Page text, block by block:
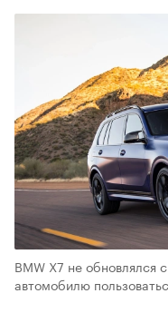
BMW X7 не обновлялся
автомобилю